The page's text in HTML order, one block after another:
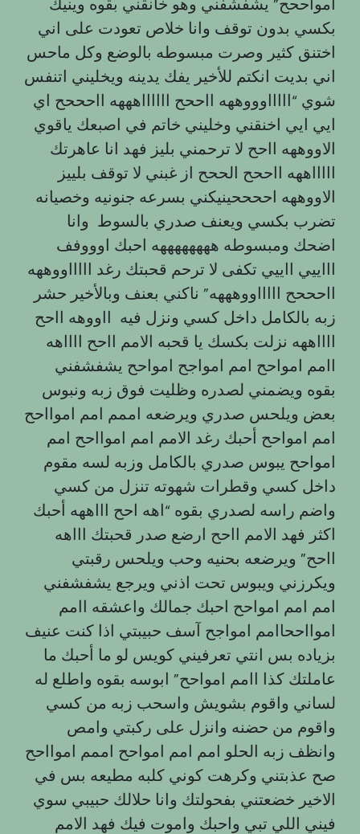
بكسي بدون توقف وانا خلاص تعودت على اني
اختنق كثير وصرت مبسوطه بالوضع وكل ماحس
اني بديت انكتم للأخير يفك يدينه ويخليني اتنفس
شوي “اااااوووههه ااححح ااااااهههه ااحححح اي
ايي ايي اخنقني وخليني خاتم في اصبعك ياقوي
الاووههه ااحح لا ترحمني بليز فهد انا عاهرتك
اااااههه ااححح الححح از غبني لا توقف بلييز
الاووههه اححححينيكني بسرعه جنونيه وخصيانه
تضرب بكسي ويعنف صدري بالسوط وانا
اضحك ومبسوطه ههههههههه احبك اوووفف
اااييي ااييي تكفى لا ترحم قحبتك رغد اااااووههه
ااحححح اااااووهههه” ناكني بعنف وبالأخير حشر
زبه بالكامل داخل كسي ونزل فيه ااووهه ااحح
ااااههه نزلت بكسك يا قحبه الامم ااحح ااااهه
اامم امواحح امم امواجح امواحح يشفشفني
بقوه ويضمني لصدره وظليت فوق زبه ونبوس
بعض ويلحس صدري ويرضعه اممم امم اموااحح
امم امواحح أحبك رغد الامم امم اموااحح امم
امواحح يبوس صدري بالكامل وزبه لسه مقوم
داخل كسي وقطرات شهوته تنزل من كسي
واضم راسه لصدري بقوه “اهه احح اااههه أحبك
اکثر فهد الامم ااحح ارضع صدر قحبتك اااهه
ااحح” ويرضعه بحنيه وحب ويلحس رقبتي
ويكرزني ويبوس تحت اذني ويرجع يشفشفني
امم امم امواحح احبك جمالك واعشقه اامم
اموااححاامم امواجح آسف حبيبتي اذا كنت عنيف
بزياده بس انتي تعرفيني كويس لو ما أحبك ما
عاملتك كذا اامم امواحح” ابوسه بقوه واطلع له
لساني واقوم بشويش واسحب زبه من كسي
واقوم من حضنه وانزل على ركبتي وامص
وانظف زبه الحلو امم امم امواحح اممم اموااحح
صح عذبتني وكرهت كوني كلبه مطيعه بس في
الاخير خضعتني بفحولتك وانا حلالك حبيبي سوي
فيني اللي تبي واحبك واموت فيك فهد الامم